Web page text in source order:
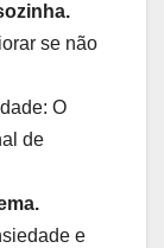
se não
O
de
e